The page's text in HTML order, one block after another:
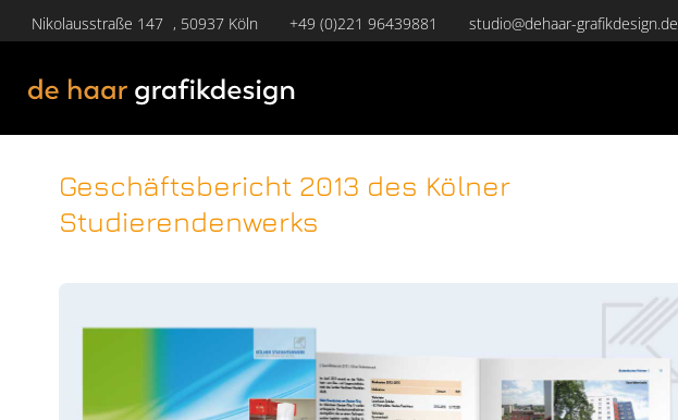
Nikolausstraße 147 , 50937 Köln +49 (0)221 96439881 studio@dehaar-grafikdesign.de
Geschäftsbericht 2013 des Kölner
Studierendenwerks